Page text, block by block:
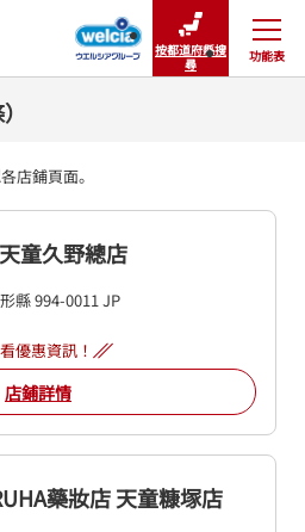
按都道府縣搜
尋
功能表
關閉
店鋪頁面。
童久野總店
縣994-0011JP
優惠資訊！
店鋪詳情
藥妝店 天童糠塚店